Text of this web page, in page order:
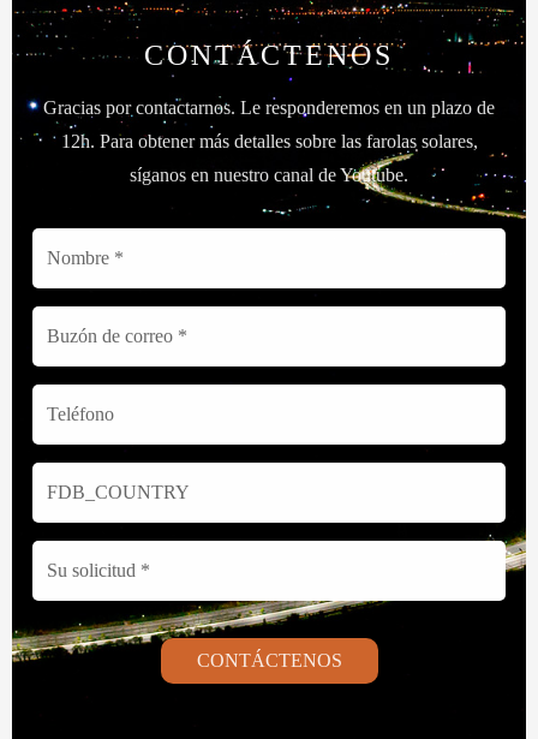
CONTÁCTENOS
Gracias por contactarnos. Le responderemos en un plazo de
12h. Para obtener más detalles sobre las farolas solares,
síganos en nuestro canal de Youtube.
CONTÁCTENOS